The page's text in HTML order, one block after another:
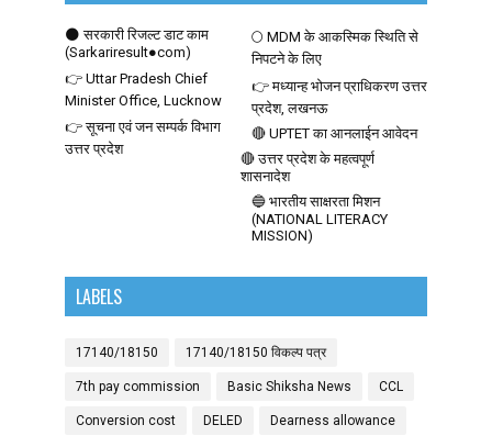
🌑 सरकारी रिजल्ट डाट काम
(Sarkariresult●com)
🌕 MDM के आकस्मिक स्थिति से
निपटने के लिए
👉 Uttar Pradesh Chief
Minister Office, Lucknow
👉 मध्यान्ह भोजन प्राधिकरण उत्तर
प्रदेश, लखनऊ
👉 सूचना एवं जन सम्पर्क विभाग
उत्तर प्रदेश
🔴 UPTET का आनलाईन आवेदन
🔴 उत्तर प्रदेश के महत्वपूर्ण
शासनादेश
🔵 भारतीय साक्षरता मिशन
(NATIONAL LITERACY
MISSION)
LABELS
17140/18150 17140/18150 विकल्प पत्र
7th pay commission Basic Shiksha News CCL
Conversion cost DELED Dearness allowance